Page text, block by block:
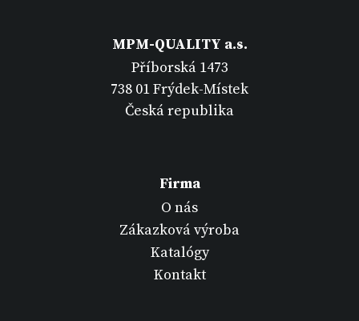
MPM-QUALITY a.s.
Příborská 1473
738 01 Frýdek-Místek
Česká republika
Firma
O nás
Zákazková výroba
Katalógy
Kontakt